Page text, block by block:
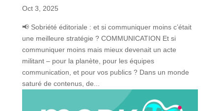
Oct 3, 2025
📢 Sobriété éditoriale : et si communiquer moins c’était
une meilleure stratégie ? COMMUNICATION Et si
communiquer moins mais mieux devenait un acte
militant – pour la planète, pour les équipes
communication, et pour vos publics ? Dans un monde
saturé de contenus, de...